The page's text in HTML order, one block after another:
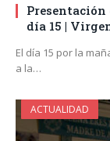
Presentación
día 15 |
El día 15 por la
a la…
ACTUALIDAD